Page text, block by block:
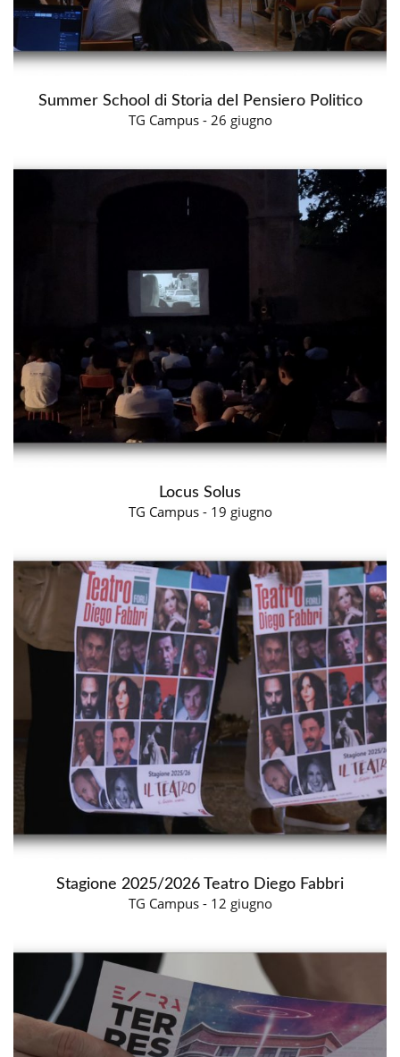
Summer School di Storia del Pensiero Politico
TG Campus - 26 giugno
Locus Solus
TG Campus - 19 giugno
Stagione 2025/2026 Teatro Diego Fabbri
TG Campus - 12 giugno